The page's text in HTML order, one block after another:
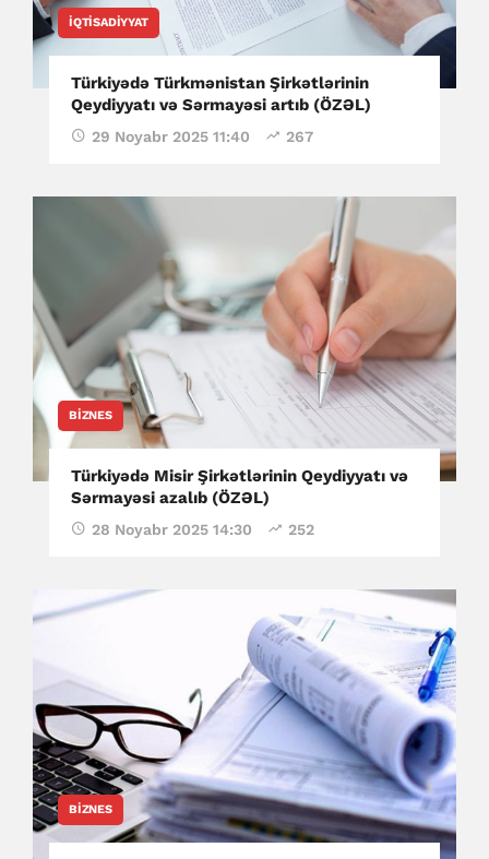
İQTISADIYYAT
Türkiyədə Türkmənistan Şirkətlərinin
Qeydiyyatı və Sərmayəsi artıb (ÖZƏL)
29 Noyabr 2025 11:40 267
BIZNES
Türkiyədə Misir Şirkətlərinin Qeydiyyatı və
Sərmayəsi azalıb (ÖZƏL)
28 Noyabr 2025 14:30 252
BIZNES